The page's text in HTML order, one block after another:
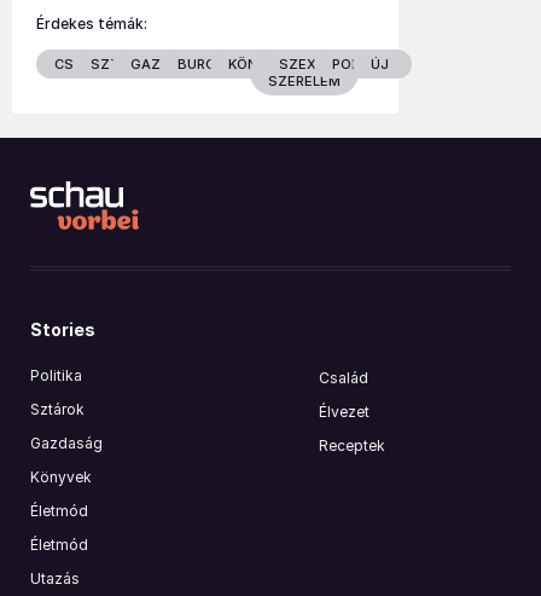
Érdekes témák:
CSALÁDSZTÁROKGAZDASÁGBURGENLANDKÖNYVEKSZEX &
SZERELEM
POLITIKA
ÚJ
Stories
Politika
Sztárok
Gazdaság
Könyvek
Életmód
Életmód
Utazás
Család
Élvezet
Receptek